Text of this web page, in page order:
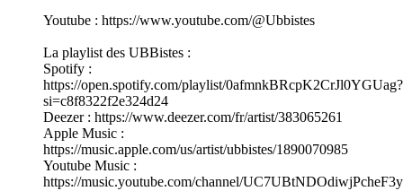
Youtube : https://www.youtube.com/@Ubbistes
La playlist des UBBistes :
Spotify :
https://open.spotify.com/playlist/0afmnkBRcpK2CrJl0YGUag?
si=c8f8322f2e324d24
Deezer : https://www.deezer.com/fr/artist/383065261
Apple Music :
https://music.apple.com/us/artist/ubbistes/1890070985
Youtube Music :
https://music.youtube.com/channel/